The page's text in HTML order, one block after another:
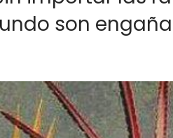
son